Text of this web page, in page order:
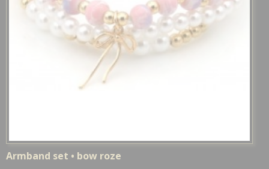
Armband set • bow roze